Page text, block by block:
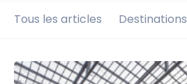
Tous les articles Destinations